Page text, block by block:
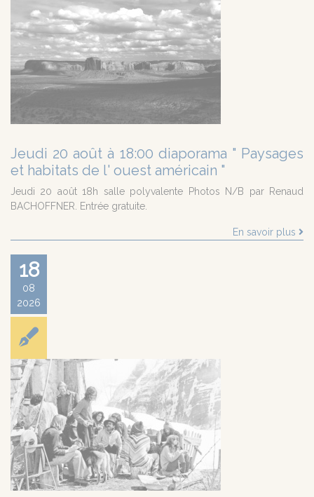
Jeudi 20 août à 18:00 diaporama " Paysages
et habitats de l' ouest américain "
Jeudi 20 août 18h salle polyvalente Photos N/B par Renaud
BACHOFFNER. Entrée gratuite.
En savoir plus
18
08
2026